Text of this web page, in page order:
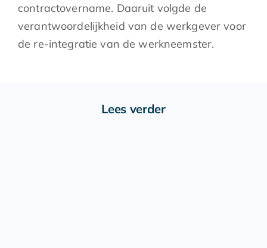
contractovername. Daaruit volgde de
verantwoordelijkheid van de werkgever voor
de re-integratie van de werkneemster.
Lees verder